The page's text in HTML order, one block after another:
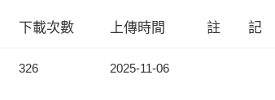
下載次數 上傳時間 註 記
326 2025-11-06